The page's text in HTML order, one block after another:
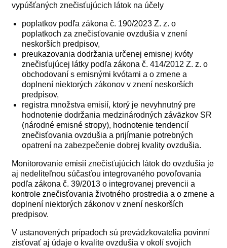
vypúšťaných znečisťujúcich látok na účely
poplatkov podľa zákona č. 190/2023 Z. z. o
poplatkoch za znečisťovanie ovzdušia v znení
neskorších predpisov,
preukazovania dodržania určenej emisnej kvóty
znečisťujúcej látky podľa zákona č. 414/2012 Z. z. o
obchodovaní s emisnými kvótami a o zmene a
doplnení niektorých zákonov v znení neskorších
predpisov,
registra množstva emisií, ktorý je nevyhnutný pre
hodnotenie dodržania medzinárodných záväzkov SR
(národné emisné stropy), hodnotenie tendencií
znečisťovania ovzdušia a prijímanie potrebných
opatrení na zabezpečenie dobrej kvality ovzdušia.
Monitorovanie emisií znečisťujúcich látok do ovzdušia je
aj nedeliteľnou súčasťou integrovaného povoľovania
podľa zákona č. 39/2013 o integrovanej prevencii a
kontrole znečisťovania životného prostredia a o zmene a
doplnení niektorých zákonov v znení neskorších
predpisov.
V ustanovených prípadoch sú prevádzkovatelia povinní
zisťovať aj údaje o kvalite ovzdušia v okolí svojich